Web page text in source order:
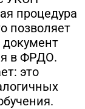
процедура
позволяет
документ
в ФРДО.
это